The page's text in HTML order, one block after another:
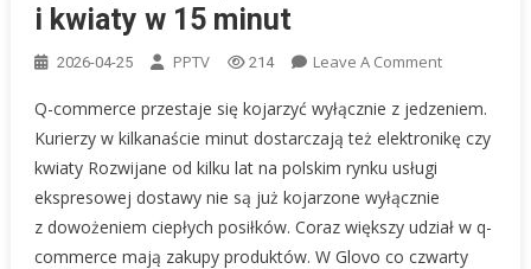
i kwiaty w 15 minut
2026-04-25 PPTV 214 Leave A CommentOn
Commerce
Rośnie
Już
Nie
Q-commerce przestaje się kojarzyć wyłącznie z jedzeniem.
Kurierzy w kilkanaście minut dostarczają też elektronikę czy
kwiaty Rozwijane od kilku lat na polskim rynku usługi
ekspresowej dostawy nie są już kojarzone wyłącznie
z dowożeniem ciepłych posiłków. Coraz większy udział w q-
commerce mają zakupy produktów. W Glovo co czwarty